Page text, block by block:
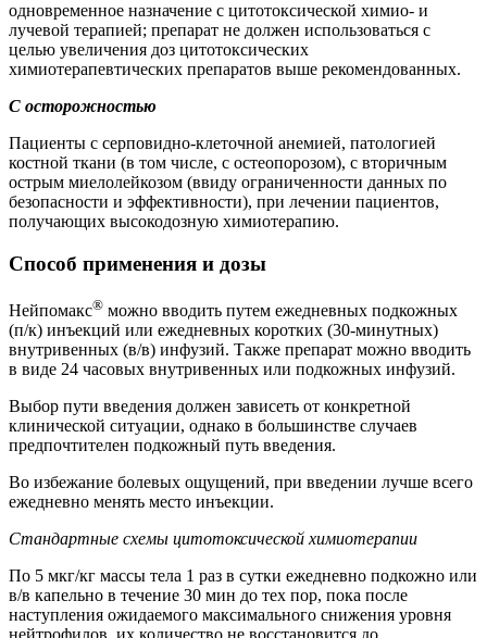
одновременное назначение с цитотоксической химио- и
лучевой терапией; препарат не должен использоваться с
целью увеличения доз цитотоксических
химиотерапевтических препаратов выше рекомендованных.
С осторожностью
Пациенты с серповидно-клеточной анемией, патологией
костной ткани (в том числе, с остеопорозом), с вторичным
острым миелолейкозом (ввиду ограниченности данных по
безопасности и эффективности), при лечении пациентов,
получающих высокодозную химиотерапию.
Способ применения и дозы
Нейпомакс® можно вводить путем ежедневных подкожных
(п/к) инъекций или ежедневных коротких (30-минутных)
внутривенных (в/в) инфузий. Также препарат можно вводить
в виде 24 часовых внутривенных или подкожных инфузий.
Выбор пути введения должен зависеть от конкретной
клинической ситуации, однако в большинстве случаев
предпочтителен подкожный путь введения.
Во избежание болевых ощущений, при введении лучше всего
ежедневно менять место инъекции.
Стандартные схемы цитотоксической химиотерапии
По 5 мкг/кг массы тела 1 раз в сутки ежедневно подкожно или
в/в капельно в течение 30 мин до тех пор, пока после
наступления ожидаемого максимального снижения уровня